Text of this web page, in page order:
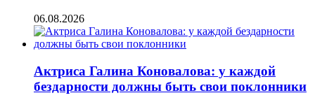
06.08.2026
Актриса Галина Коновалова: у каждой
бездарности должны быть свои поклонники